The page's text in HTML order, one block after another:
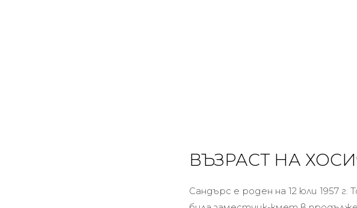
ВЪЗРАСТ НА
Сандърс е роден на 12 юли 1957